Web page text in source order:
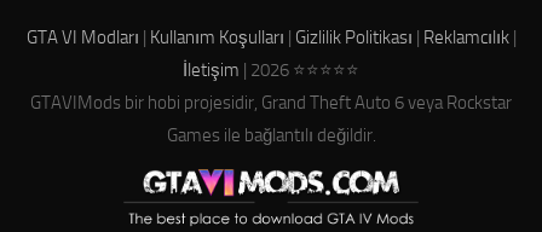
GTA VI Modları | Kullanım Koşulları | Gizlilik Politikası | Reklamcılık|
İletişim | 2026 ⭐⭐⭐⭐⭐
GTAVIMods bir hobi projesidir, Grand Theft Auto 6 veya Rockstar
Games ile bağlantılı değildir.